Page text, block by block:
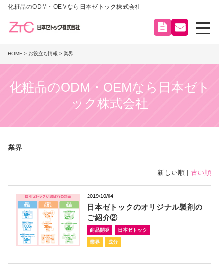
化粧品のODM・OEMなら日本ゼトック株式会社
HOME > お役立ち情報 > 業界
化粧品のODM・OEMなら日本ゼト
ック株式会社
業界
新しい順 | 古い順
2019/10/04
日本ゼトックのオリジナル製剤の
ご紹介②
商品開発 日本ゼトック
業界 成分